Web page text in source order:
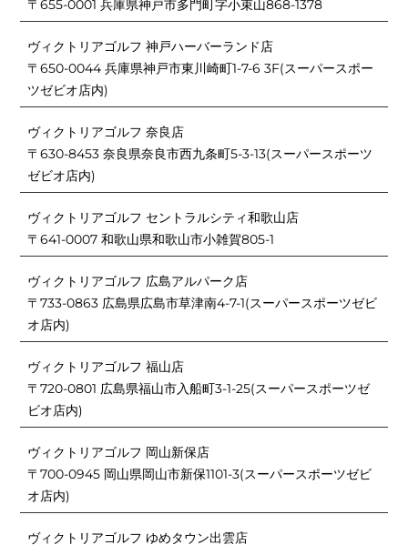
〒655-0001 兵庫県神戸市多門町字小束山868-1378
ヴィクトリアゴルフ 神戸ハーバーランド店
〒650-0044 兵庫県神戸市東川崎町1-7-6 3F(スーパースポー
ツゼビオ店内)
ヴィクトリアゴルフ 奈良店
〒630-8453 奈良県奈良市西九条町5-3-13(スーパースポーツ
ゼビオ店内)
ヴィクトリアゴルフ セントラルシティ和歌山店
〒641-0007 和歌山県和歌山市小雑賀805-1
ヴィクトリアゴルフ 広島アルパーク店
〒733-0863 広島県広島市草津南4-7-1(スーパースポーツゼビ
オ店内)
ヴィクトリアゴルフ 福山店
〒720-0801 広島県福山市入船町3-1-25(スーパースポーツゼ
ビオ店内)
ヴィクトリアゴルフ 岡山新保店
〒700-0945 岡山県岡山市新保1101-3(スーパースポーツゼビ
オ店内)
ヴィクトリアゴルフ ゆめタウン出雲店